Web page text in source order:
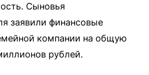
Сыновья
заявили финансовые
компании на общую
рублей.